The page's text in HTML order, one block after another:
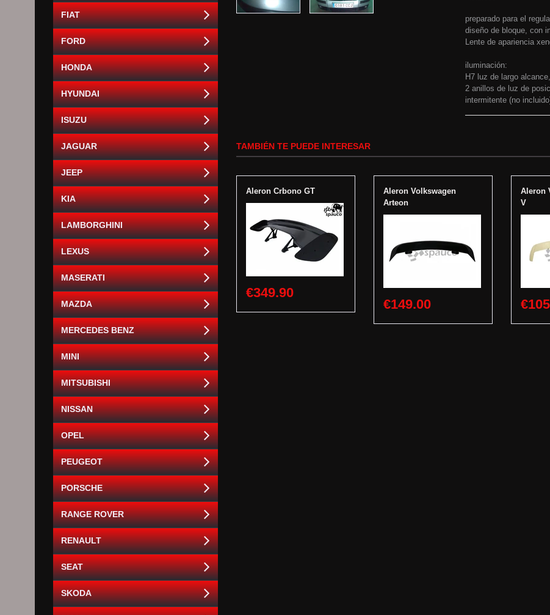
preparado para el
diseño de bloque, con
Lente de apariencia
iluminación:
H7 luz de largo
2 anillos de luz de
intermitente (no
TAMBIÉN TE PUEDE INTERESAR
Aleron Crbono GT
€349.90
Aleron Volkswagen
Arteon
€149.00
Aleron
V
FIAT
FORD
HONDA
HYUNDAI
ISUZU
JAGUAR
JEEP
KIA
LAMBORGHINI
LEXUS
MASERATI
MAZDA
MERCEDES BENZ
MINI
MITSUBISHI
NISSAN
OPEL
PEUGEOT
PORSCHE
RANGE ROVER
RENAULT
SEAT
SKODA